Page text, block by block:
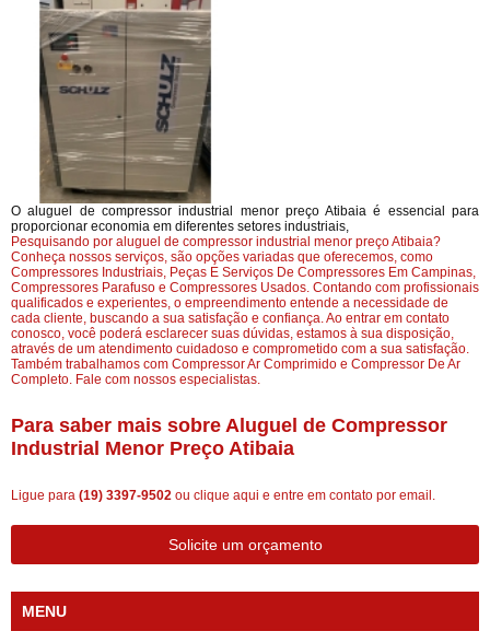
O aluguel de compressor industrial menor preço Atibaia é essencial para
proporcionar economia em diferentes setores industriais,
Pesquisando por aluguel de compressor industrial menor preço Atibaia?
Conheça nossos serviços, são opções variadas que oferecemos, como
Compressores Industriais, Peças E Serviços De Compressores Em Campinas,
Compressores Parafuso e Compressores Usados. Contando com profissionais
qualificados e experientes, o empreendimento entende a necessidade de
cada cliente, buscando a sua satisfação e confiança. Ao entrar em contato
conosco, você poderá esclarecer suas dúvidas, estamos à sua disposição,
através de um atendimento cuidadoso e comprometido com a sua satisfação.
Também trabalhamos com Compressor Ar Comprimido e Compressor De Ar
Completo. Fale com nossos especialistas.
Para saber mais sobre Aluguel de Compressor
Industrial Menor Preço Atibaia
Ligue para (19) 3397-9502 ou clique aqui e entre em contato por email.
Solicite um orçamento
MENU